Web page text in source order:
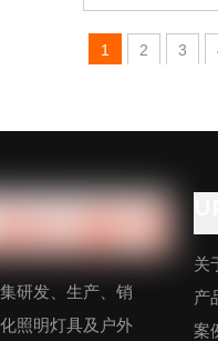
1 2 3
研发、生产、销
照明灯具及户外
关
产
案